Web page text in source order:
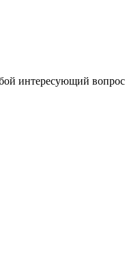
интересующий вопрос